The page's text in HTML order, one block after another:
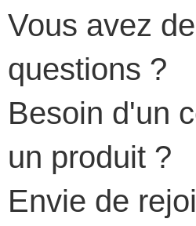
Vous avez
questions ?
Besoin d'un
un produit ?
Envie de